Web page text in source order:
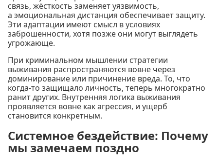
связь, жёсткость заменяет уязвимость,
а эмоциональная дистанция обеспечивает защиту.
Эти адаптации имеют смысл в условиях
заброшенности, хотя позже они могут выглядеть
угрожающе.
При криминальном мышлении стратегии
выживания распространяются вовне через
доминирование или причинение вреда. То, что
когда-то защищало личность, теперь многократно
ранит других. Внутренняя логика выживания
проявляется вовне как агрессия, и ущерб
становится конкретным.
Системное бездействие: Почему
мы замечаем поздно